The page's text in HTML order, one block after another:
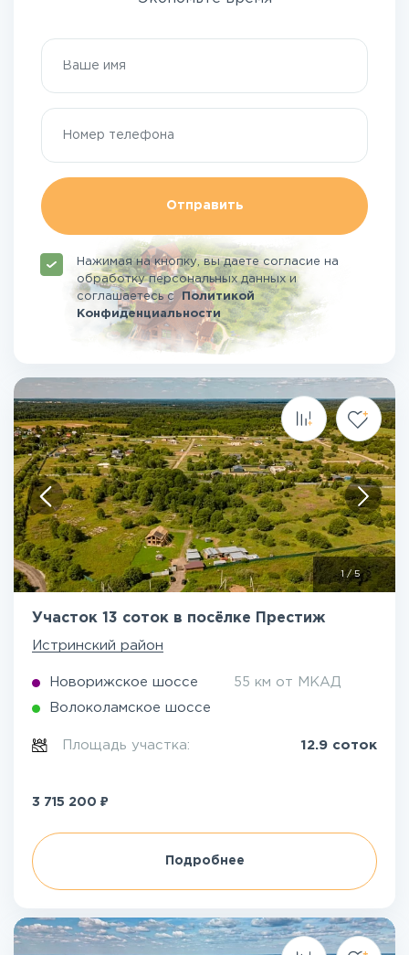
Отправить
Нажимая на кнопку, вы даете согласие на
обработку персональных данных и
соглашаетесьсПолитикой
Конфиденциальности
1 /5
Участок 13 соток в посёлке Престиж
Истринский район
Новорижское шоссе 55 км от МКАД
Волоколамское шоссе
Площадь участка: 12.9 соток
3 715 200 ₽
Подробнее